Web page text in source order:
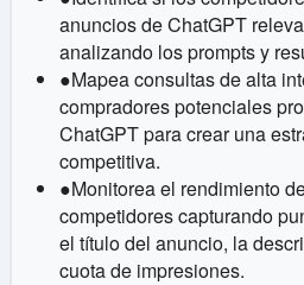
anuncios de ChatGPT
analizando los prompts y
●Mapea consultas de alta
compradores potenciales
ChatGPT para crear una
competitiva.
●Monitorea el rendimiento
competidores capturando
el título del anuncio, la
cuota de impresiones.